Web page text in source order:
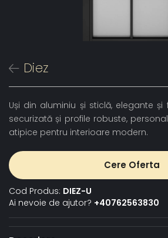
Diez
Uși din aluminiu și sticlă, elegante
securizată și profile robuste,
atipice pentru interioare modern.
Cere Oferta
Cod Produs: DIEZ-U
Ai nevoie de ajutor? +40762563830